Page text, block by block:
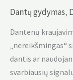
Dantų gydymas,
Dantenų
„nereikšmingas“
dantis ar
svarbiausių